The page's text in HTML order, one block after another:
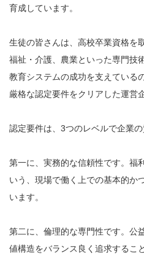
育成しています。
生徒の皆さんは、高校卒業資格を
福祉・介護、農業といった専門技
教育システムの成功を支えている
厳格な認定要件をクリアした運営
認定要件は、3つのレベルで企業の
第一に、実務的な信頼性です。福
いう、現場で働く上での基本的か
います。
第二に、倫理的な専門性です。公
値構造をバランス良く追求するこ